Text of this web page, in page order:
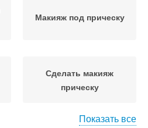
Макияж под прическу
Сделать макияж
прическу
Показать все